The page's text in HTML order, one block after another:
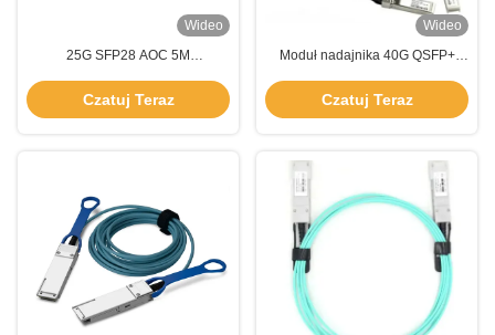
Wideo
25G SFP28 AOC 5M
Złącza Optycznego 25Gbps
Czatuj Teraz
Wideo
Moduł nadajnika 40G QSFP+
kablami aktywnymi
Czatuj Teraz